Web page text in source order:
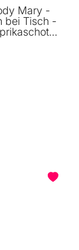
Mary -
bei Tisch -